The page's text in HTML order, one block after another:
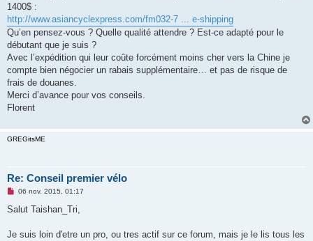
1400$ :
http://www.asiancyclexpress.com/fm032-7 ... e-shipping
Qu’en pensez-vous ? Quelle qualité attendre ? Est-ce adapté pour le
débutant que je suis ?
Avec l’expédition qui leur coûte forcément moins cher vers la Chine je
compte bien négocier un rabais supplémentaire… et pas de risque de
frais de douanes.
Merci d’avance pour vos conseils.
Florent
GREGitsME
Re: Conseil premier vélo
M
s
g
06 nov. 2015, 01:17
Salut Taishan_Tri,
Je suis loin d'etre un pro, ou tres actif sur ce forum, mais je le lis tous les